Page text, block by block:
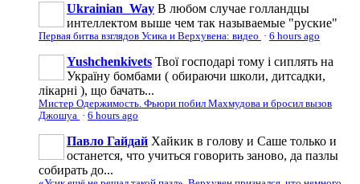
Ukrainian_Way В любом случае голландцы
интеллектом выше чем так называемые "руские"
Первая битва взглядов Усика и Верхувена: видео · 6 hours ago
Yushchenkivets Твої господарі тому і сиплять на
Україну бомбами ( обираючи школи, дитсадки,
лікарні ), що бачать...
Мистер Одержимость. Фьюри побил Махмудова и бросил вызов
Джошуа · 6 hours ago
Павло Гайдай Хайкик в голову и Саше только и
останется, что учиться говорить заново, да пазлы
собирать до...